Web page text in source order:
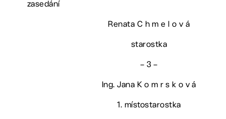
zasedání
Renata C h m e l o v á
starostka
– 3 –
Ing. Jana K o m r s k o v á
1. místostarostka